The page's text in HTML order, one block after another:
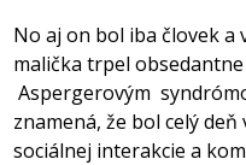
No aj on bol iba človek a
malička trpel
Aspergerovým
znamená, že bol celý
sociálnej interakcie a